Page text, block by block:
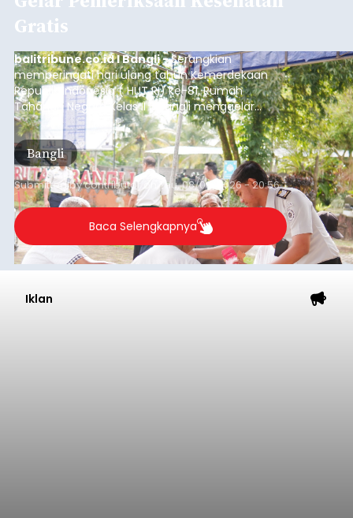
Gratis
balitribune.co.id I Bangli -Serangkian
memperingati hari ulang tahun Kemerdekaan
Republik Indonesia ( HUT RI) ke-81, Rumah
Tahanan Negara Kelas II B Bangli menggelar
kegiatan pemeriksaan kesehatan gratis, Rabu
(6/8/2026).
Bangli
Submitted bycontributor Thu, 08/06/2026 - 20:56
Baca Selengkapnya
Iklan